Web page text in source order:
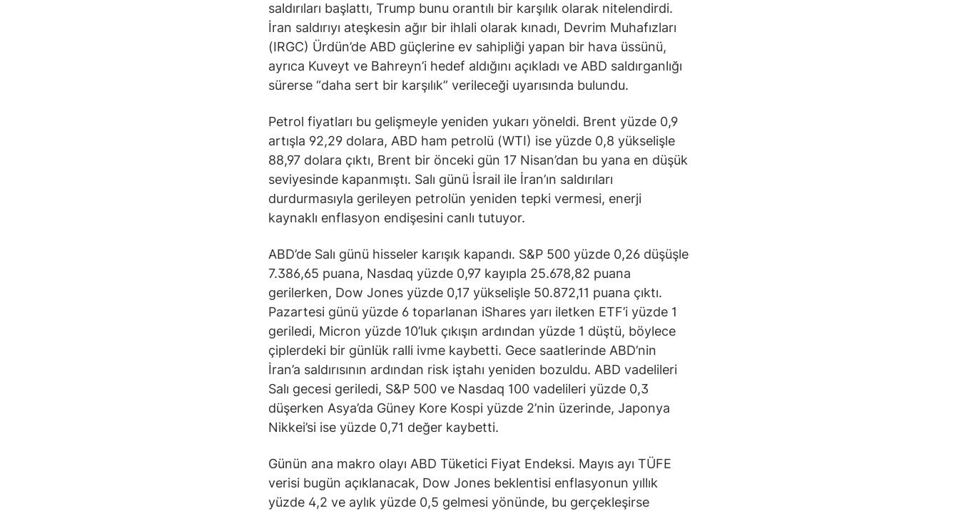
saldırıları başlattı, Trump bunu orantılı bir karşılık olarak nitelendirdi.
İran saldırıyı ateşkesin ağır bir ihlali olarak kınadı, Devrim Muhafızları
(IRGC) Ürdün’de ABD güçlerine ev sahipliği yapan bir hava üssünü,
ayrıca Kuveyt ve Bahreyn’i hedef aldığını açıkladı ve ABD saldırganlığı
sürerse “daha sert bir karşılık” verileceği uyarısında bulundu.
Petrol fiyatları bu gelişmeyle yeniden yukarı yöneldi. Brent yüzde 0,9
artışla 92,29 dolara, ABD ham petrolü (WTI) ise yüzde 0,8 yükselişle
88,97 dolara çıktı, Brent bir önceki gün 17 Nisan’dan bu yana en düşük
seviyesinde kapanmıştı. Salı günü İsrail ile İran’ın saldırıları
durdurmasıyla gerileyen petrolün yeniden tepki vermesi, enerji
kaynaklı enflasyon endişesini canlı tutuyor.
ABD’de Salı günü hisseler karışık kapandı. S&P 500 yüzde 0,26 düşüşle
7.386,65 puana, Nasdaq yüzde 0,97 kayıpla 25.678,82 puana
gerilerken, Dow Jones yüzde 0,17 yükselişle 50.872,11 puana çıktı.
Pazartesi günü yüzde 6 toparlanan iShares yarı iletken ETF’i yüzde 1
geriledi, Micron yüzde 10’luk çıkışın ardından yüzde 1 düştü, böylece
çiplerdeki bir günlük ralli ivme kaybetti. Gece saatlerinde ABD’nin
İran’a saldırısının ardından risk iştahı yeniden bozuldu. ABD vadelileri
Salı gecesi geriledi, S&P 500 ve Nasdaq 100 vadelileri yüzde 0,3
düşerken Asya’da Güney Kore Kospi yüzde 2’nin üzerinde, Japonya
Nikkei’si ise yüzde 0,71 değer kaybetti.
Günün ana makro olayı ABD Tüketici Fiyat Endeksi. Mayıs ayı TÜFE
verisi bugün açıklanacak, Dow Jones beklentisi enflasyonun yıllık
yüzde 4,2 ve aylık yüzde 0,5 gelmesi yönünde, bu gerçekleşirse